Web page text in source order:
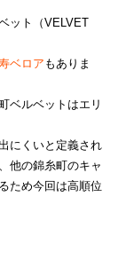
ット（VELVET
ベロア もありま
ベルベットはエリ
にくいと定義され
他の錦糸町のキャ
ため今回は高順位